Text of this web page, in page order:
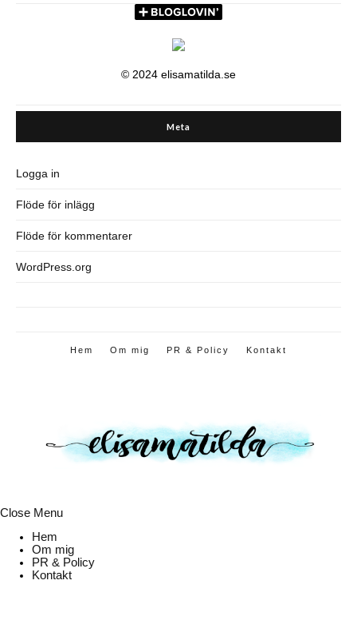
© 2024 elisamatilda.se
Meta
Logga in
Flöde för inlägg
Flöde för kommentarer
WordPress.org
Hem Om mig PR & Policy Kontakt
Close Menu
Hem
Om mig
PR & Policy
Kontakt